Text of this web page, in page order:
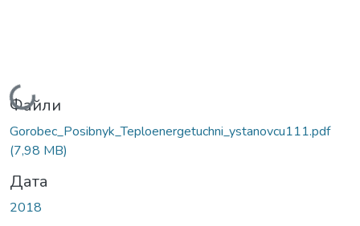
Вантажиться...
Файли
Gorobec_Posibnyk_Teploenergetuchni_ystanovcu111.pdf
(7,98 MB)
Дата
2018